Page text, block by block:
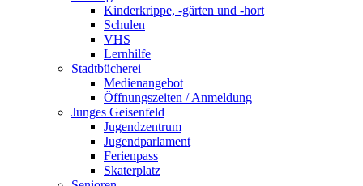
Kinderkrippe, -gärten und -hort
Schulen
VHS
Lernhilfe
Stadtbücherei
Medienangebot
Öffnungszeiten / Anmeldung
Junges Geisenfeld
Jugendzentrum
Jugendparlament
Ferienpass
Skaterplatz